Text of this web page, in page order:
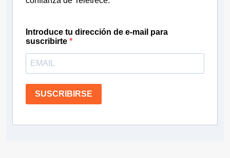
Introduce tu dirección de e-mail para
suscribirte
SUSCRIBIRSE